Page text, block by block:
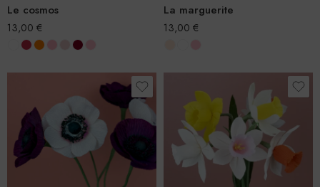
Le cosmos
13,00 €
La marguerite
13,00 €